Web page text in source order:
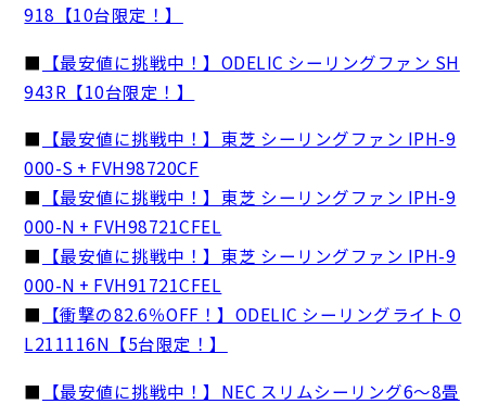
918【10台限定！】
■ 【最安値に挑戦中！】ODELIC シーリングファン SH
943R【10台限定！】
■ 【最安値に挑戦中！】東芝 シーリングファン IPH-9
000-S + FVH98720CF
■ 【最安値に挑戦中！】東芝 シーリングファン IPH-9
000-N + FVH98721CFEL
■ 【最安値に挑戦中！】東芝 シーリングファン IPH-9
000-N + FVH91721CFEL
■ 【衝撃の82.6％OFF！】ODELIC シーリングライト O
L211116N【5台限定！】
■ 【最安値に挑戦中！】NEC スリムシーリング6～8畳